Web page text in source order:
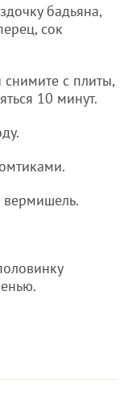
бадьяна,
сок
с плиты,
10 минут.
вермишель.